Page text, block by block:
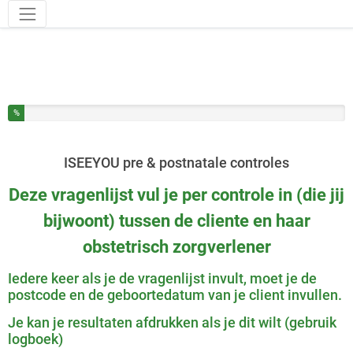
Hulpmiddelen
U heeft % van deze enquête ingevuld
%
ISEEYOU pre & postnatale controles
Deze vragenlijst vul je per controle in (die jij
bijwoont) tussen de cliente en haar
obstetrisch zorgverlener
Iedere keer als je de vragenlijst invult, moet je de
postcode en de geboortedatum van je client invullen.
Je kan je resultaten afdrukken als je dit wilt (gebruik
logboek)